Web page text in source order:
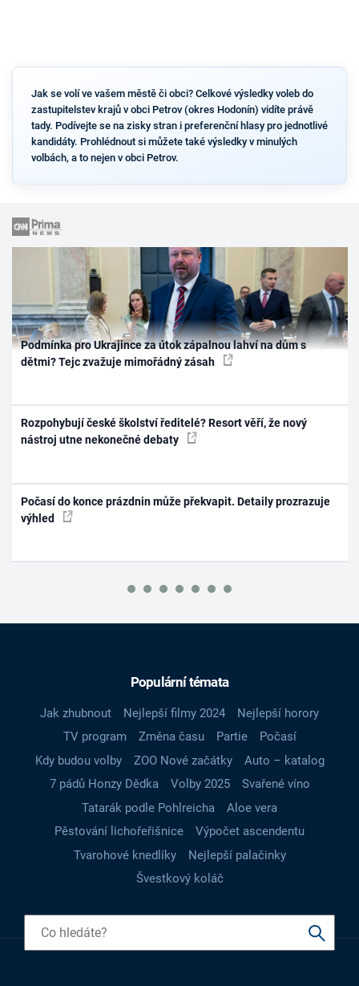
Jak se volí ve vašem městě či obci? Celkové výsledky voleb do
zastupitelstev krajů v obci Petrov (okres Hodonín) vidíte právě
tady. Podívejte se na zisky stran i preferenční hlasy pro jednotlivé
kandidáty. Prohlédnout si můžete také výsledky v minulých
volbách, a to nejen v obci Petrov.
Podmínka pro Ukrajince za útok zápalnou lahví na dům s
dětmi? Tejc zvažuje mimořádný zásah
Rozpohybují české školství ředitelé? Resort věří, že nový
nástroj utne nekonečné debaty
Počasí do konce prázdnin může překvapit. Detaily prozrazuje
výhled
Populární témata
Jak zhubnout Nejlepší filmy 2024
Nejlepší horory
TV program
Změna času Partie
Počasí
Kdy budou volby
ZOO Nové začátky
Auto – katalog
7 pádů Honzy Dědka
Volby 2025
Svařené víno
Tatarák podle Pohlreicha
Aloe vera
Pěstování lichořeřišnice
Výpočet ascendentu
Tvarohové knedlíky
Nejlepší palačinky
Švestkový koláč